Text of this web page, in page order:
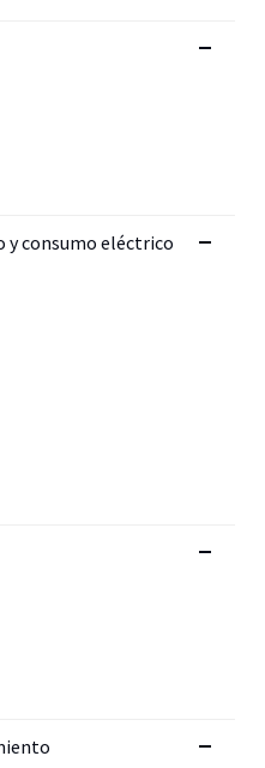
y consumo eléctrico